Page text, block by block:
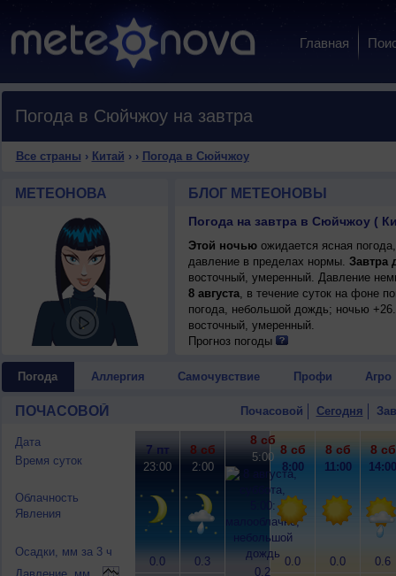
Главная
Погода в Сюйчжоу на завтра
Все страны › Китай › › Погода в Сюйчжоу
МЕТЕОНОВА БЛОГ МЕТЕОНОВЫ
Погода на завтра в Сюйчжоу (
Этой ночьюожидается ясная
давление в пределах нормы. Завтра
восточный, умеренный. Давление
8 августа, в течение суток на фоне
погода, небольшой дождь; ночью
восточный, умеренный.
Прогноз погоды
Погода Аллергия Самочувствие Профи Агро
ПОЧАСОВОЙ Почасовой Сегодня
Дата
Время суток
Облачность
Явления
Осадки, мм за 3 ч
7 пт
23:00
0.0
8 сб
2:00
0.3
8 сб
5:00
0.2
8 сб
8:00
0.0
8 сб
11:00
0.0
8 сб
14:00
0.6